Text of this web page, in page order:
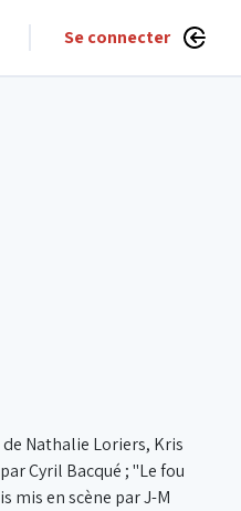
Se connecter
Nathalie Loriers, Kris
Cyril Bacqué ; "Le fou
mis en scène par J-M